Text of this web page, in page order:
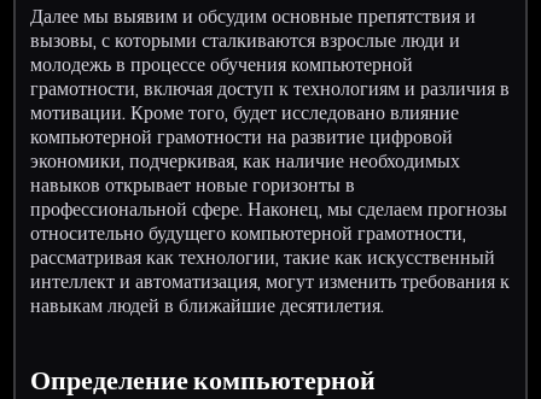
Далее мы выявим и обсудим основные препятствия и
вызовы, с которыми сталкиваются взрослые люди и
молодежь в процессе обучения компьютерной
грамотности, включая доступ к технологиям и различия в
мотивации. Кроме того, будет исследовано влияние
компьютерной грамотности на развитие цифровой
экономики, подчеркивая, как наличие необходимых
навыков открывает новые горизонты в
профессиональной сфере. Наконец, мы сделаем прогнозы
относительно будущего компьютерной грамотности,
рассматривая как технологии, такие как искусственный
интеллект и автоматизация, могут изменить требования к
навыкам людей в ближайшие десятилетия.
Определение компьютерной